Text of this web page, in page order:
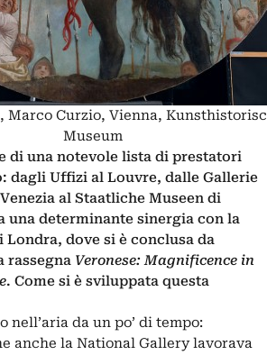
Marco Curzio, Vienna,
Museum
di una notevole lista di prestatori
dagli Uffizi al Louvre, dalle Gallerie
al Staatliche Museen di
una determinante sinergia con la
dove si è conclusa da
rassegna Veronese: Magnificence in
. Come si è sviluppata questa
nell’aria da un po’ di tempo:
anche la National Gallery lavorava